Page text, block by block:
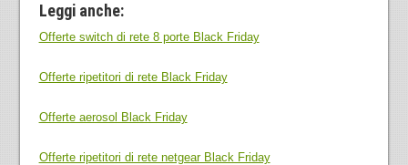
Leggi anche:
Offerte switch di rete 8 porte Black Friday
Offerte ripetitori di rete Black Friday
Offerte aerosol Black Friday
Offerte ripetitori di rete netgear Black Friday